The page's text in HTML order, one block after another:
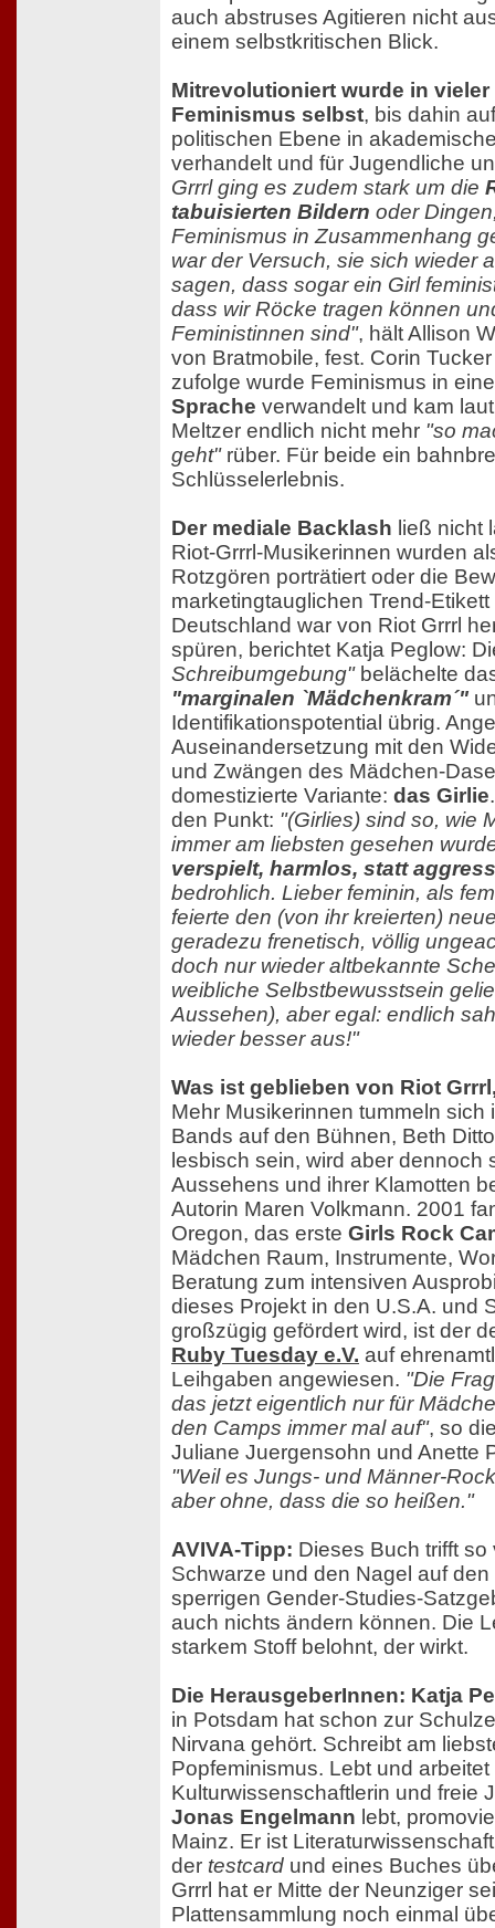
auch abstruses Agitieren nicht
einem selbstkritischen Blick.
Mitrevolutioniert wurde in
Feminismus selbst, bis dahin
politischen Ebene in
verhandelt und für Jugendliche
Grrrl ging es zudem stark um die
tabuisierten Bildern oder
Feminismus in Zusammenhang
war der Versuch, sie sich wieder
sagen, dass sogar ein Girl
dass wir Röcke tragen können
Feministinnen sind", hält Allison
von Bratmobile, fest. Corin
zufolge wurde Feminismus in
Sprache verwandelt und kam
Meltzer endlich nicht mehr "so
geht"rüber. Für beide ein
Schlüsselerlebnis.
Der mediale Backlash ließ nicht
Riot-Grrrl-Musikerinnen wurden
Rotzgören porträtiert oder die
marketingtauglichen Trend-
Deutschland war von Riot Grrrl
spüren, berichtet Katja Peglow:
Schreibumgebung"belächelte
"marginalen `Mädchenkram´"
Identifikationspotential übrig.
Auseinandersetzung mit den
und Zwängen des Mädchen-
domestizierte Variante: das Girlie
den Punkt: "(Girlies) sind so, wie
immer am liebsten gesehen
verspielt, harmlos, statt
bedrohlich. Lieber feminin, als
feierte den (von ihr kreierten)
geradezu frenetisch, völlig
doch nur wieder altbekannte
weibliche Selbstbewusstsein
Aussehen), aber egal: endlich
wieder besser aus!"
Was ist geblieben von Riot
Mehr Musikerinnen tummeln sich
Bands auf den Bühnen, Beth
lesbisch sein, wird aber dennoch
Aussehens und ihrer Klamotten
Autorin Maren Volkmann. 2001
Oregon, das erste Girls Rock
Mädchen Raum, Instrumente,
Beratung zum intensiven
dieses Projekt in den U.S.A. und
großzügig gefördert wird, ist der
Ruby Tuesday e.V. auf
Leihgaben angewiesen. "Die
das jetzt eigentlich nur für
den Camps immer mal auf", so
Juliane Juergensohn und Anette
"Weil es Jungs- und Männer-
aber ohne, dass die so heißen."
AVIVA-Tipp: Dieses Buch trifft
Schwarze und den Nagel auf
sperrigen Gender-Studies-
auch nichts ändern können. Die
starkem Stoff belohnt, der wirkt.
Die HerausgeberInnen: Katja
in Potsdam hat schon zur
Nirvana gehört. Schreibt am
Popfeminismus. Lebt und arbeitet
Kulturwissenschaftlerin und freie
Jonas Engelmann lebt,
Mainz. Er ist
der testcard und eines Buches
Grrrl hat er Mitte der Neunziger
Plattensammlung noch einmal